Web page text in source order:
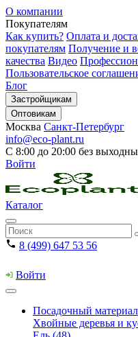
О компании
Покупателям
Как купить? Оплата и
покупателям Получение и
качества Видео
Пользовательское
Блог
Застройщикам
Оптовикам
Москва Санкт-Петербург
info@eco-plant.ru
С 8:00 до 20:00 без
Войти
Каталог
8 (499) 647 53 56
Войти
Посадочный материал
Хвойные деревья и